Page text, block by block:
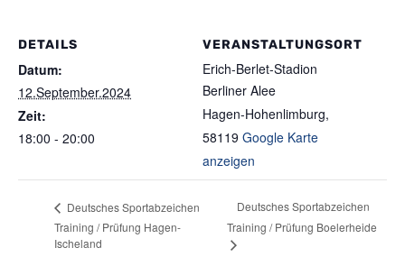
DETAILS
Datum:
12.September.2024
Zeit:
18:00 - 20:00
VERANSTALTUNGSORT
Erich-Berlet-Stadion
Berliner Alee
Hagen-Hohenlimburg,
58119 Google Karte
anzeigen
Deutsches Sportabzeichen
Training / Prüfung Hagen-
Ischeland
Deutsches Sportabzeichen
Training / Prüfung Boelerheide